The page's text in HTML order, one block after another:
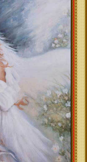
Zaragoza.
cuadros o pinturas
ser Estados Unidos,
Italia...